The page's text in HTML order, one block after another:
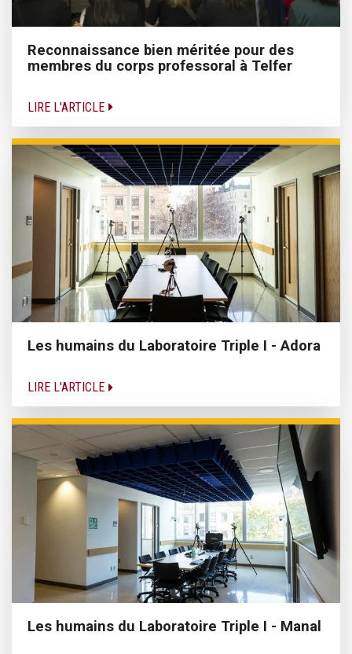
Reconnaissance bien méritée pour des
membres du corps professoral à Telfer
LIRE L'ARTICLE
Les humains du Laboratoire Triple I - Adora
LIRE L'ARTICLE
Les humains du Laboratoire Triple I - Manal